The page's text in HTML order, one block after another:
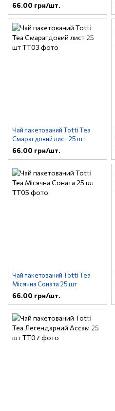
66.00 грн/шт.
Чай пакетований Totti Tea
Смарагдовий лист 25 шт
66.00 грн/шт.
Чай пакетований Totti Tea
Місячна Соната 25 шт
66.00 грн/шт.